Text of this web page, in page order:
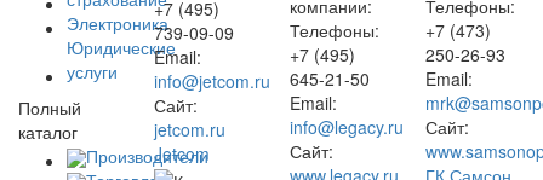
Электроника
Юридические
услуги
Полный
каталог
Производители
+7 (495)
739-09-09
Email:
info@jetcom.ru
Сайт:
jetcom.ru
Jetcom
компании:
Телефоны:
+7 (495)
645-21-50
Email:
info@legacy.ru
Сайт:
www.legacy.ru
Телефоны:
+7 (473)
250-26-93
Email:
Сайт:
ГК Самсон